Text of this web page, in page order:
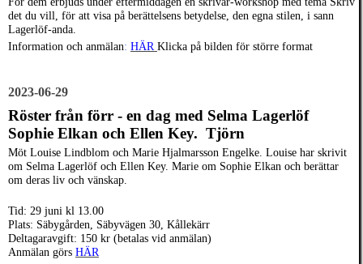
det du vill, för att visa på berättelsens betydelse, den egna stilen, i sann
Lagerlöf-anda.
Information och anmälan: HÄR Klicka på bilden för större format
2023-06-29
Röster från förr - en dag med Selma Lagerlöf
Sophie Elkan och Ellen Key. Tjörn
Möt Louise Lindblom och Marie Hjalmarsson Engelke. Louise har skrivit
om Selma Lagerlöf och Ellen Key. Marie om Sophie Elkan och berättar
om deras liv och vänskap.
Tid: 29 juni kl 13.00
Plats: Säbygården, Säbyvägen 30, Kållekärr
Deltagaravgift: 150 kr (betalas vid anmälan)
Anmälan görs HÄR